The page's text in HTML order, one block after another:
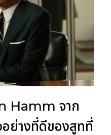
Hamm จาก
ย่างที่ดีของสูทที่